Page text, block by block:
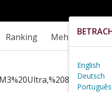
Ranking Mehr
English
Deutsch
Português